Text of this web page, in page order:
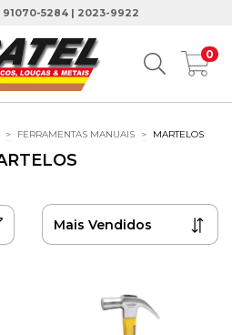
91070-5284 | 2023-9922
0
> FERRAMENTAS MANUAIS > MARTELOS